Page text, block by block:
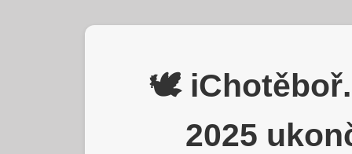
🕊️
2025